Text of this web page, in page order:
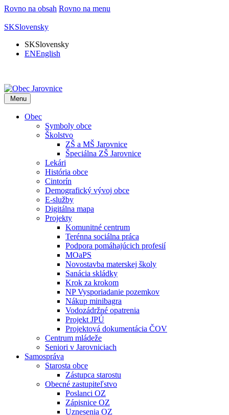
Rovno na obsah Rovno na menu
SKSlovensky
SKSlovensky
ENEnglish
Menu
Obec
Symboly obce
Školstvo
ZŠ a MŠ Jarovnice
Špeciálna ZŠ Jarovnice
Lekári
História obce
Cintorín
Demografický vývoj obce
E-služby
Digitálna mapa
Projekty
Komunitné centrum
Terénna sociálna práca
Podpora pomáhajúcich profesií
MOaPS
Novostavba materskej školy
Sanácia skládky
Krok za krokom
NP Vysporiadanie pozemkov
Nákup minibagra
Vodozádržné opatrenia
Projekt JPÚ
Projektová dokumentácia ČOV
Centrum mládeže
Seniori v Jarovniciach
Samospráva
Starosta obce
Zástupca starostu
Obecné zastupiteľstvo
Poslanci OZ
Zápisnice OZ
Uznesenia OZ